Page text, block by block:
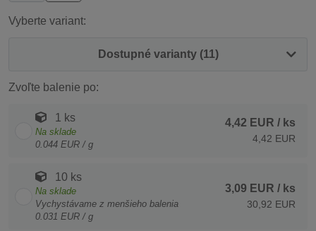
Vyberte variant:
Dostupné varianty (11)
Zvoľte balenie po:
1 ks
Na sklade
0.044 EUR / g
4,42 EUR / ks
4,42 EUR
10 ks
Na sklade
Vychystávame z menšieho balenia
0.031 EUR / g
3,09 EUR / ks
30,92 EUR